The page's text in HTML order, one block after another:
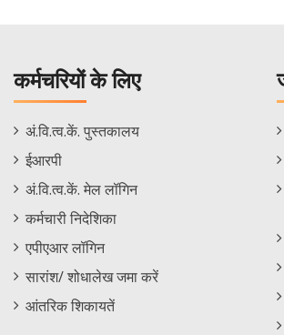
कर्मचरियों के लिए
Staff
Footer
Menu
अं.वि.त्व.कें. पुस्तकालय
ईआरपी
अं.वि.त्व.कें. मेल लॉगिन
कर्मचारी निदेशिका
एपीएआर लॉगिन
सारांश/ शोधालेख जमा करें
आंतरिक शिकायतें